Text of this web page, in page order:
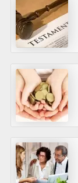
e
i
r
s
C
â
m
b
i